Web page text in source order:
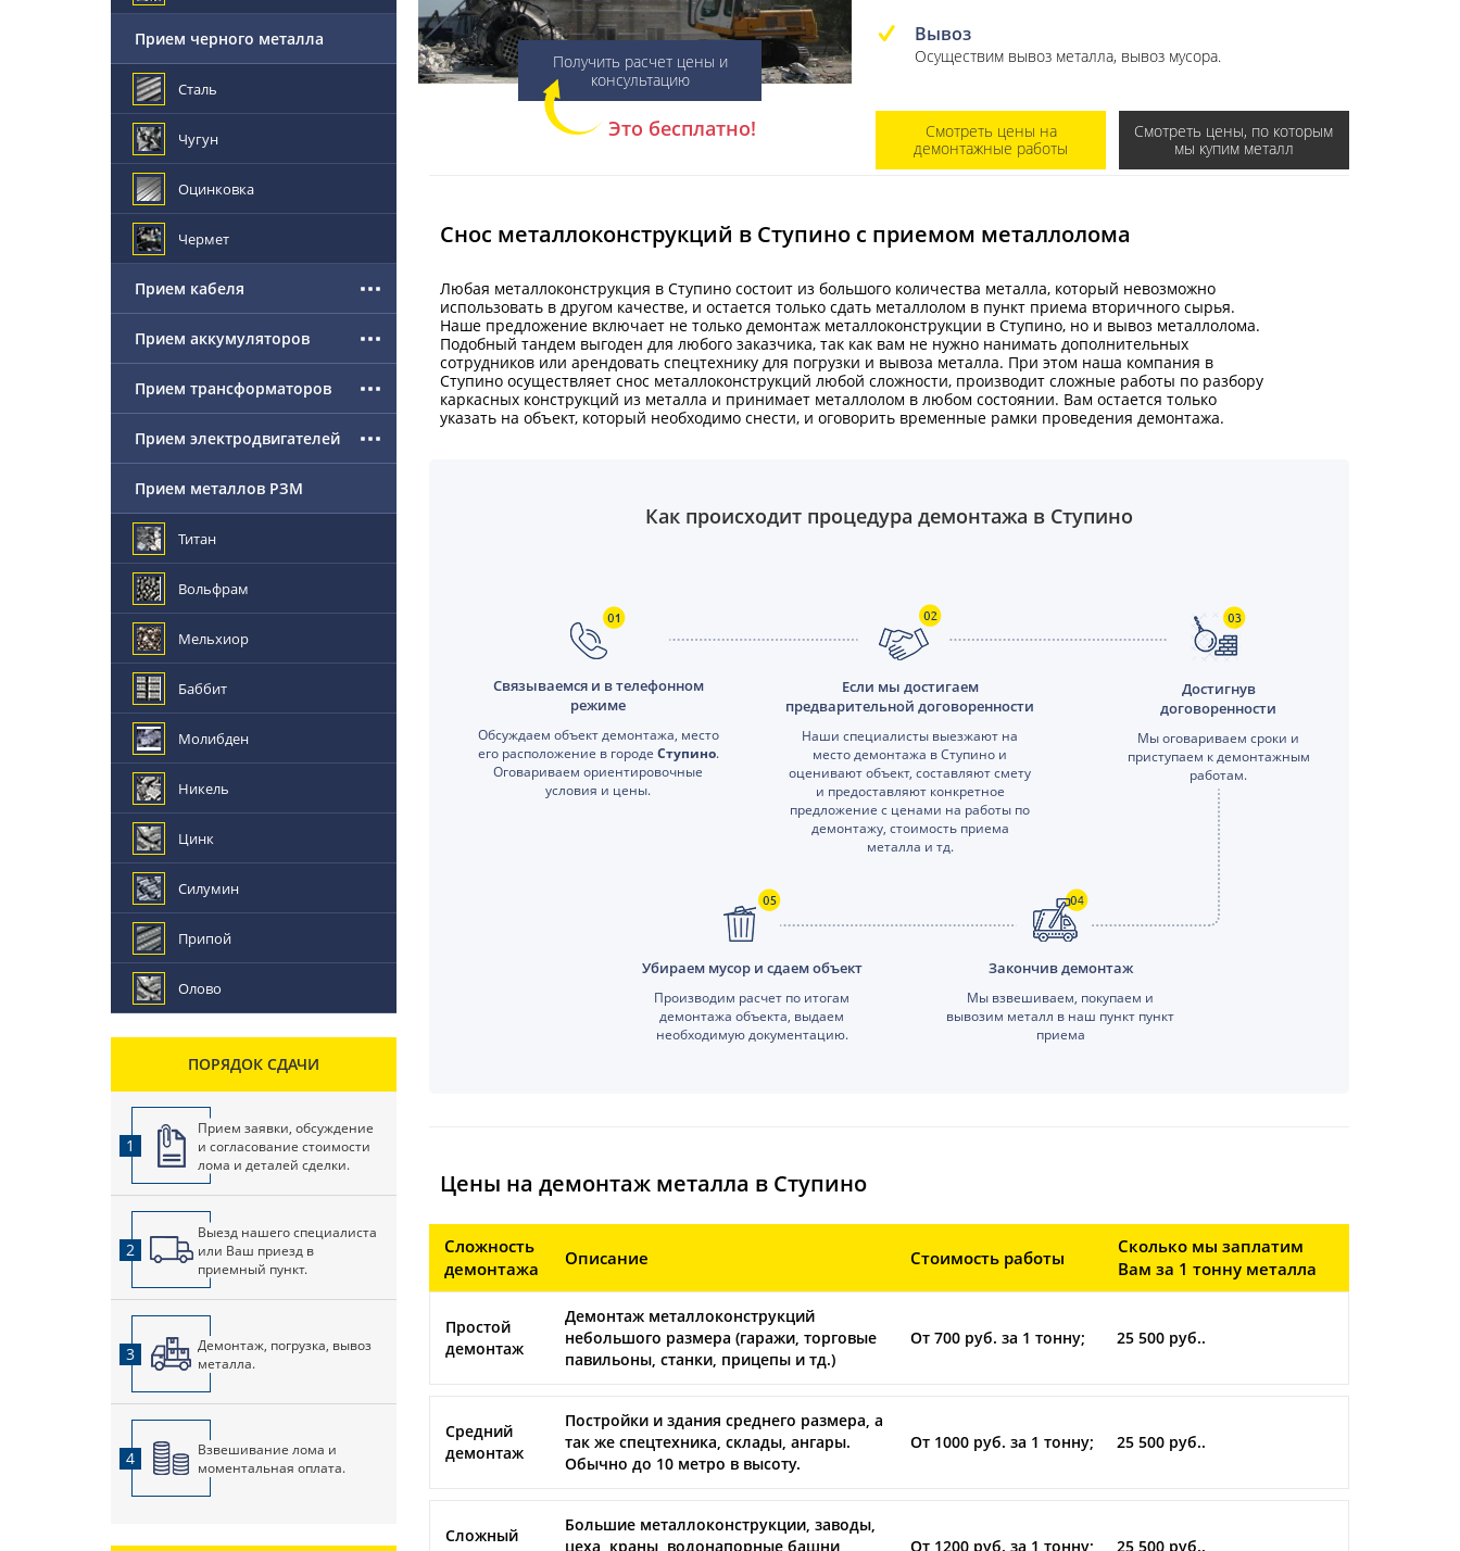
Получить расчет цены и
консультацию
Это бесплатно!
Вывоз
Осуществим вывоз металла, вывоз мусора.
Смотреть цены на
демонтажные работы
Смотреть цены, по которым
мы купим металл
Снос металлоконструкций в Ступино с приемом металлолома
Любая металлоконструкция в Ступино состоит из большого количества металла, который невозможно
использовать в другом качестве, и остается только сдать металлолом в пункт приема вторичного сырья.
Наше предложение включает не только демонтаж металлоконструкции в Ступино, но и вывоз металлолома.
Подобный тандем выгоден для любого заказчика, так как вам не нужно нанимать дополнительных
сотрудников или арендовать спецтехнику для погрузки и вывоза металла. При этом наша компания в
Ступино осуществляет снос металлоконструкций любой сложности, производит сложные работы по разбору
каркасных конструкций из металла и принимает металлолом в любом состоянии. Вам остается только
указать на объект, который необходимо снести, и оговорить временные рамки проведения демонтажа.
Как происходит процедура демонтажа в Ступино
Связываемся и в телефонном
режиме
Обсуждаем объект демонтажа, место
его расположение в городе Ступино.
Оговариваем ориентировочные
условия и цены.
Если мы достигаем
предварительной договоренности
Наши специалисты выезжают на
место демонтажа в Ступино и
оценивают объект, составляют смету
и предоставляют конкретное
предложение с ценами на работы по
демонтажу, стоимость приема
металла и тд.
Достигнув
договоренности
Мы оговариваем сроки и
приступаем к демонтажным
работам.
Закончив демонтаж
Мы взвешиваем, покупаем и
вывозим металл в наш пункт пункт
приема
Убираем мусор и сдаем объект
Производим расчет по итогам
демонтажа объекта, выдаем
необходимую документацию.
Цены на демонтаж металла в Ступино
Сложность
демонтажа
Описание Стоимость работы
Сколько мы заплатим
Вам за 1 тонну металла
Простой
демонтаж
Демонтаж металлоконструкций
небольшого размера (гаражи, торговые
павильоны, станки, прицепы и тд.)
От 700 руб. за 1 тонну; 25 500 руб..
Средний
демонтаж
Постройки и здания среднего размера, а
так же спецтехника, склады, ангары.
Обычно до 10 метро в высоту.
От 1000 руб. за 1 тонну; 25 500 руб..
Сложный
Большие металлоконструкции, заводы,
цеха, краны, водонапорные башни,
От 1200 руб. за 1 тонну; 25 500 руб..
Прием черного металла
Сталь
Чугун
Оцинковка
Чермет
Прием кабеля
Прием аккумуляторов
Прием трансформаторов
Прием электродвигателей
Прием металлов РЗМ
Титан
Вольфрам
Мельхиор
Баббит
Молибден
Никель
Цинк
Силумин
Припой
Олово
ПОРЯДОК СДАЧИ
1
Прием заявки, обсуждение
и согласование стоимости
лома и деталей сделки.
2
Выезд нашего специалиста
или Ваш приезд в
приемный пункт.
3
Демонтаж, погрузка, вывоз
металла.
4
Взвешивание лома и
моментальная оплата.